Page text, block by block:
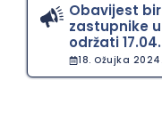
Obavijest
zastupnike
održati
18. Ožujka 2024.